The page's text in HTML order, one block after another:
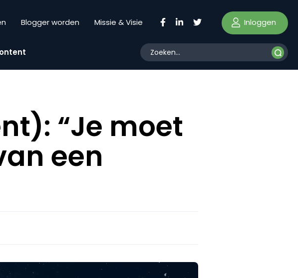
Blogger worden Missie & Visie Inloggen
“Je moet
een